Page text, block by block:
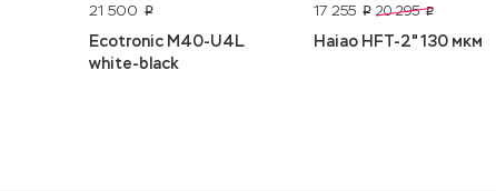
21 500 p
Ecotronic M40-U4L
white-black
17 255 p 20 295 p
Haiao HFT-2" 130 мкм